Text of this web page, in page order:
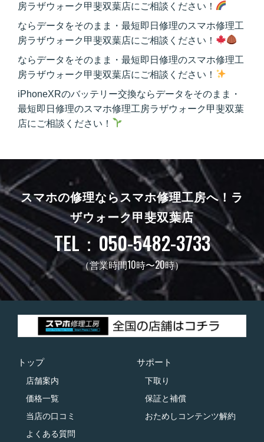
房ラザウォーク甲斐双葉店にご相談ください！
ならデータをそのまま・最短即日修理のスマホ修理工
房ラザウォーク甲斐双葉店にご相談ください！
ならデータをそのまま・最短即日修理のスマホ修理工
房ラザウォーク甲斐双葉店にご相談ください！
iPhoneXRのバッテリー交換ならデータをそのまま・
最短即日修理のスマホ修理工房ラザウォーク甲斐双葉
店にご相談ください！
スマホの修理ならスマホ修理工房へ！ ラ
ザウォーク甲斐双葉店
TEL：050-5482-3733
（営業時間10時〜20時）
トップ
店舗案内
価格一覧
当店の口コミ
よくある質問
サポート
下取り
保証と補償
おためしコンテンツ解約